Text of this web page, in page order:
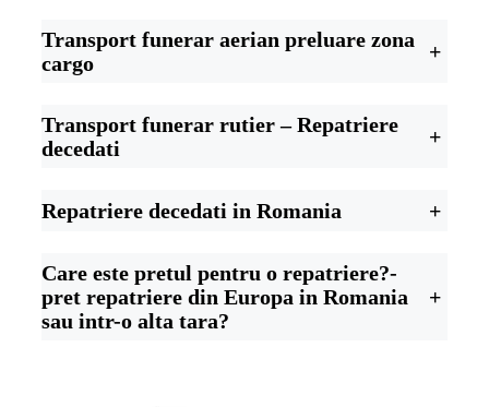
Transport funerar aerian preluare zona
cargo
+
Transport funerar rutier – Repatriere
decedati
+
Repatriere decedati in Romania +
Care este pretul pentru o repatriere?-
pret repatriere din Europa in Romania
sau intr-o alta tara?
+